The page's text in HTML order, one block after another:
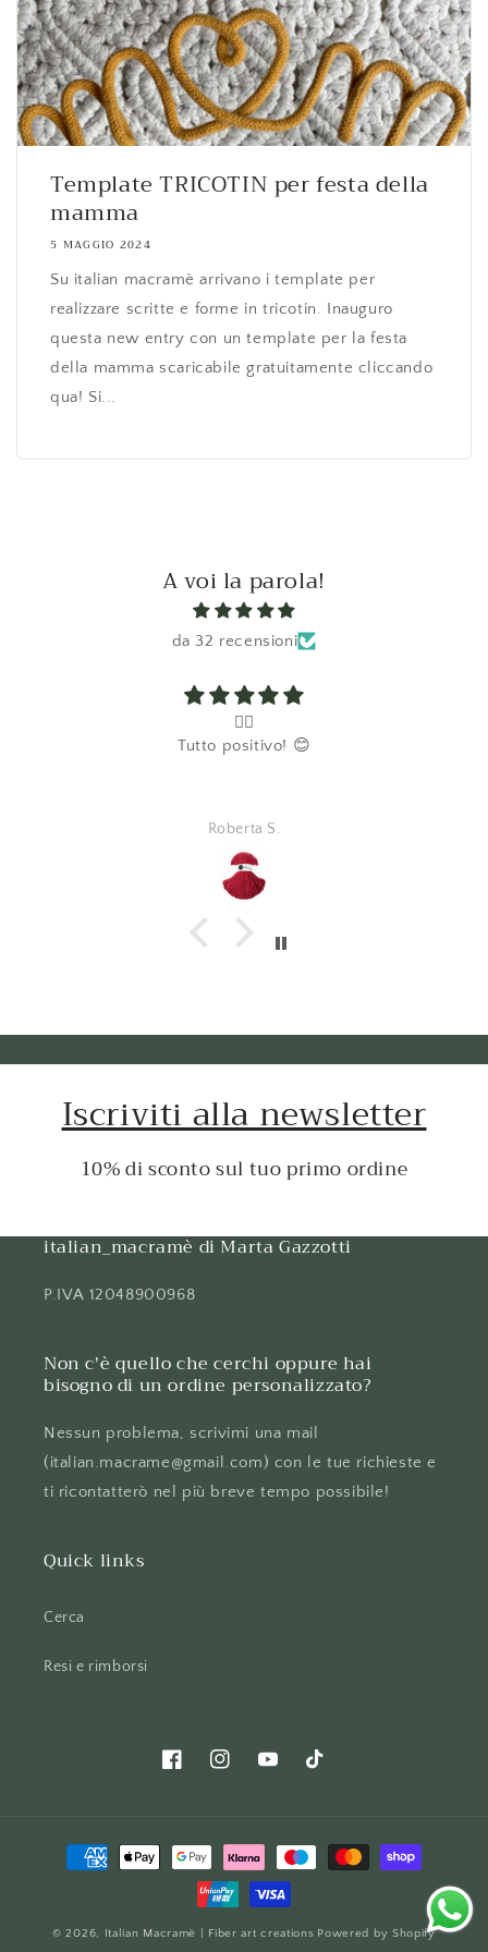
Template TRICOTIN per festa della
mamma
5 MAGGIO 2024
Su italian macramè arrivano i template per
realizzare scritte e forme in tricotin. Inauguro
questa new entry con un template per la festa
della mamma scaricabile gratuitamente cliccando
qua! Si...
A voi la parola!
da 32 recensioni
👍🏼
Tutto positivo! 😊
Roberta S.
Iscriviti alla newsletter
10% di sconto sul tuo primo ordine
italian_macramè di Marta Gazzotti
P.IVA 12048900968
Non c'è quello che cerchi oppure hai
bisogno di un ordine personalizzato?
Nessun problema, scrivimi una mail
(italian.macrame@gmail.com) con le tue richieste e
ti ricontatterò nel più breve tempo possibile!
Quick links
Cerca
Resi e rimborsi
FacebookInstagramYouTubeTikTok
Metodi
© 2026, Italian Macramè | Fiber art creations Powered by Shopify